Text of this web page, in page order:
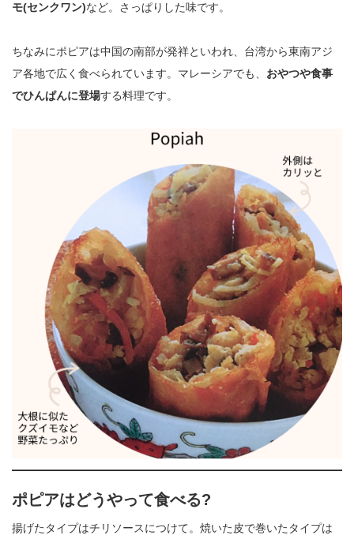
モ(センクワン)など。さっぱりした味です。
ちなみにポピアは中国の南部が発祥といわれ、台湾から東南アジ
ア各地で広く食べられています。マレーシアでも、 おやつや食事
でひんぱんに登場する料理です。
ポピアはどうやって食べる?
揚げたタイプはチリソースにつけて。焼いた皮で巻いたタイプは